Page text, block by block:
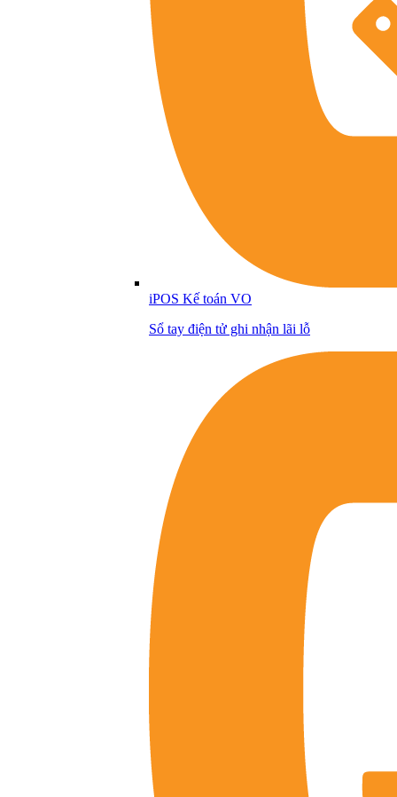
iPOS Kế toán VO
Sổ tay điện tử ghi nhận lãi lỗ